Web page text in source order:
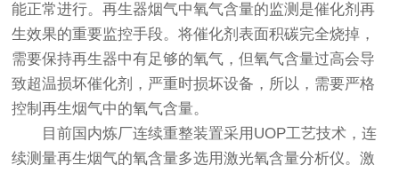
能正常进行。再生器烟气中氧气含量的监测是催化剂再
生效果的重要监控手段。将催化剂表面积碳完全烧掉，
需要保持再生器中有足够的氧气，但氧气含量过高会导
致超温损坏催化剂，严重时损坏设备，所以，需要严格
控制再生烟气中的氧气含量。
目前国内炼厂连续重整装置采用UOP工艺技术，连
续测量再生烟气的氧含量多选用激光氧含量分析仪。激